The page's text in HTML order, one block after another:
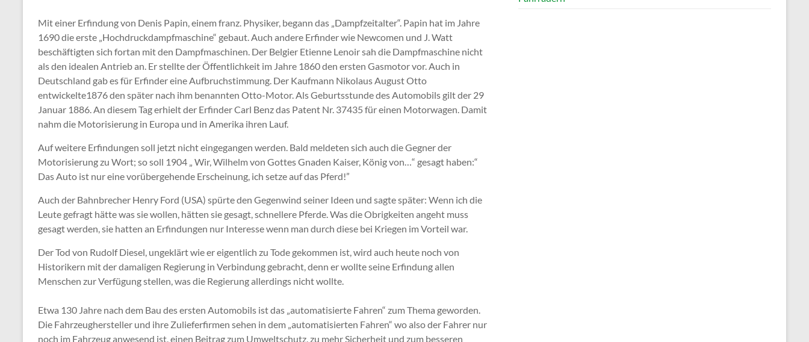
Mit einer Erfindung von Denis Papin, einem franz. Physiker, begann das „Dampfzeitalter“. Papin hat im Jahre
1690 die erste „Hochdruckdampfmaschine“ gebaut. Auch andere Erfinder wie Newcomen und J. Watt
beschäftigten sich fortan mit den Dampfmaschinen. Der Belgier Etienne Lenoir sah die Dampfmaschine nicht
als den idealen Antrieb an. Er stellte der Öffentlichkeit im Jahre 1860 den ersten Gasmotor vor. Auch in
Deutschland gab es für Erfinder eine Aufbruchstimmung. Der Kaufmann Nikolaus August Otto
entwickelte1876 den später nach ihm benannten Otto-Motor. Als Geburtsstunde des Automobils gilt der 29
Januar 1886. An diesem Tag erhielt der Erfinder Carl Benz das Patent Nr. 37435 für einen Motorwagen. Damit
nahm die Motorisierung in Europa und in Amerika ihren Lauf.
Auf weitere Erfindungen soll jetzt nicht eingegangen werden. Bald meldeten sich auch die Gegner der
Motorisierung zu Wort; so soll 1904 „ Wir, Wilhelm von Gottes Gnaden Kaiser, König von…“ gesagt haben:“
Das Auto ist nur eine vorübergehende Erscheinung, ich setze auf das Pferd!”
Auch der Bahnbrecher Henry Ford (USA) spürte den Gegenwind seiner Ideen und sagte später: Wenn ich die
Leute gefragt hätte was sie wollen, hätten sie gesagt, schnellere Pferde. Was die Obrigkeiten angeht muss
gesagt werden, sie hatten an Erfindungen nur Interesse wenn man durch diese bei Kriegen im Vorteil war.
Der Tod von Rudolf Diesel, ungeklärt wie er eigentlich zu Tode gekommen ist, wird auch heute noch von
Historikern mit der damaligen Regierung in Verbindung gebracht, denn er wollte seine Erfindung allen
Menschen zur Verfügung stellen, was die Regierung allerdings nicht wollte.
Etwa 130 Jahre nach dem Bau des ersten Automobils ist das „automatisierte Fahren“ zum Thema geworden.
Die Fahrzeughersteller und ihre Zulieferfirmen sehen in dem „automatisierten Fahren“ wo also der Fahrer nur
noch im Fahrzeug anwesend ist, einen Beitrag zum Umweltschutz, zu mehr Sicherheit und zum besseren